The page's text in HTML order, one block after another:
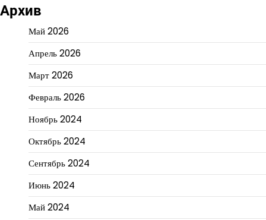
Архив
Май 2026
Апрель 2026
Март 2026
Февраль 2026
Ноябрь 2024
Октябрь 2024
Сентябрь 2024
Июнь 2024
Май 2024